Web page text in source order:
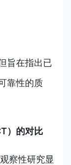
旨在指出已
靠性的质
）的对比
察性研究显